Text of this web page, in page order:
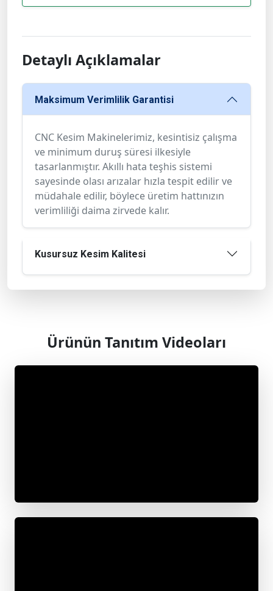
Detaylı Açıklamalar
Maksimum Verimlilik Garantisi
CNC Kesim Makinelerimiz, kesintisiz çalışma
ve minimum duruş süresi ilkesiyle
tasarlanmıştır. Akıllı hata teşhis sistemi
sayesinde olası arızalar hızla tespit edilir ve
müdahale edilir, böylece üretim hattınızın
verimliliği daima zirvede kalır.
Kusursuz Kesim Kalitesi
Ürünün Tanıtım Videoları